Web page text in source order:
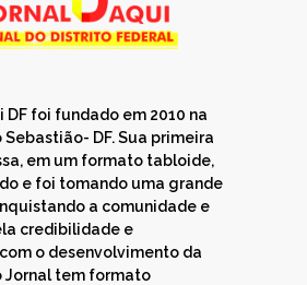
DF foi fundado em 2010 na
DF. Sua primeira
em um formato tabloide,
e foi tomando uma grande
a comunidade e
credibilidade e
o desenvolvimento da
Jornal tem formato